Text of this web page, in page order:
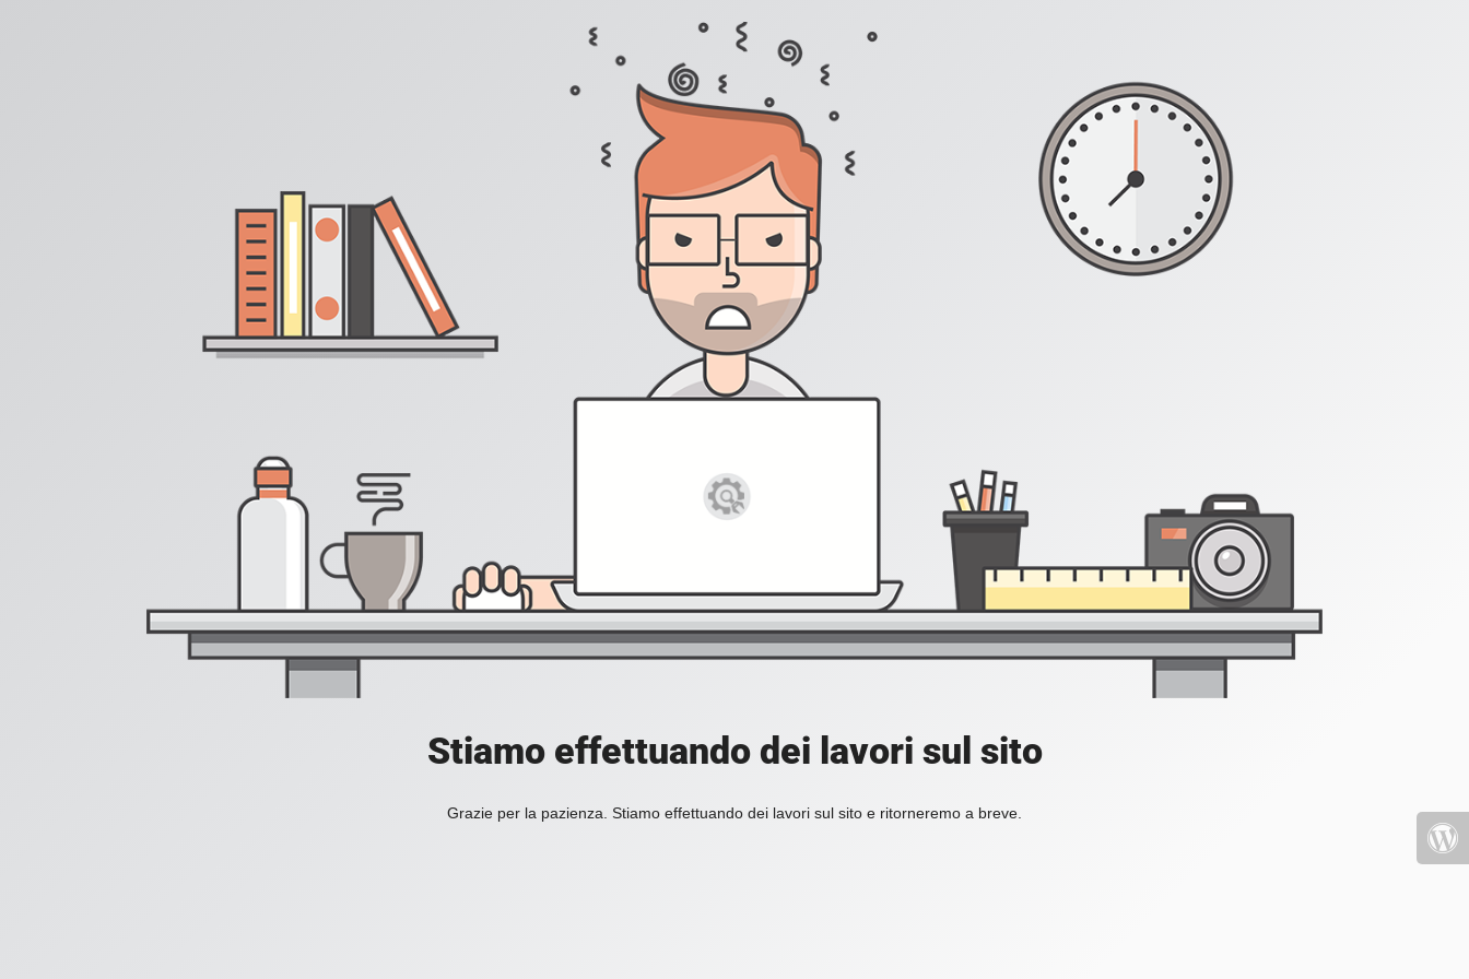
Stiamo effettuando dei lavori sul sito
Grazie per la pazienza. Stiamo effettuando dei lavori sul sito e ritorneremo a breve.